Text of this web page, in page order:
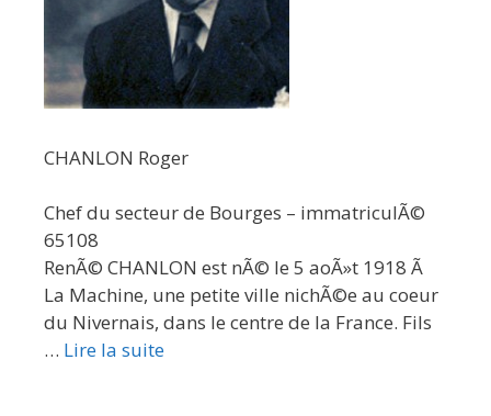
CHANLON Roger
Chef du secteur de Bourges – immatriculÃ©
65108
RenÃ© CHANLON est nÃ© le 5 aoÃ»t 1918 Ã
La Machine, une petite ville nichÃ©e au coeur
du Nivernais, dans le centre de la France. Fils
… Lire la suite